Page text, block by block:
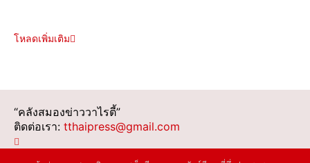
โหลดเพิ่มเติม
“คลังสมองข่าววาไรตี้”
ติดต่อเรา: tthaipress@gmail.com